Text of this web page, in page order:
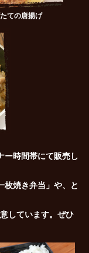
ての唐揚げ
ー時間帯にて販売し
枚焼き弁当」や、と
しています。ぜひ